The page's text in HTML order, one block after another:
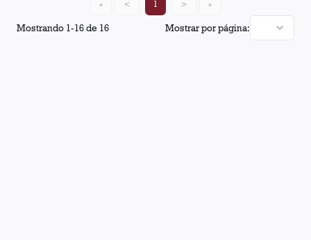
Mostrando 1-16de 16 Mostrar por página:
« < 1 > »